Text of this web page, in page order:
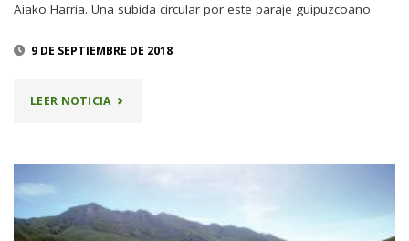
Aiako Harria. Una subida circular por este paraje guipuzcoano
9 DE SEPTIEMBRE DE 2018
LEER NOTICIA"16
AIAKO